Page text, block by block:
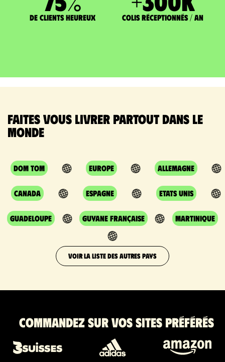
de clients heureux Colis réceptionnés / an
Faites vous livrer partout dans le
monde
DOM TOM Europe Allemagne
Canada Espagne Etats Unis
Guadeloupe Guyane Française Martinique
VOIR LA LISTE DES AUTRES PAYS
Commandez sur vos sites préférés